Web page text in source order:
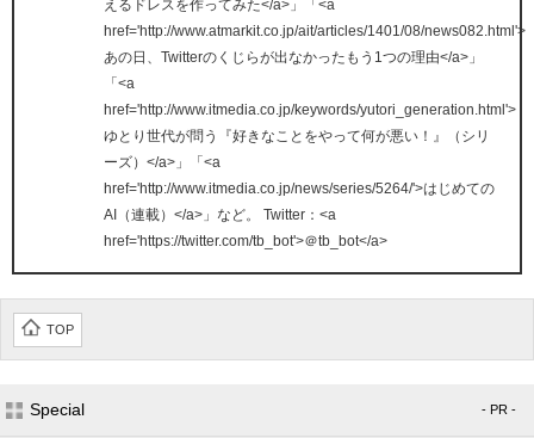
えるドレスを作ってみた</a>」「<a
href='http://www.atmarkit.co.jp/ait/articles/1401/08/news082.html'>
あの日、Twitterのくじらが出なかったもう1つの理由</a>」
「<a
href='http://www.itmedia.co.jp/keywords/yutori_generation.html'>
ゆとり世代が問う『好きなことをやって何が悪い！』（シリ
ーズ）</a>」「<a
href='http://www.itmedia.co.jp/news/series/5264/'>はじめての
AI（連載）</a>」など。 Twitter：<a
href='https://twitter.com/tb_bot'>＠tb_bot</a>
TOP
Special - PR -